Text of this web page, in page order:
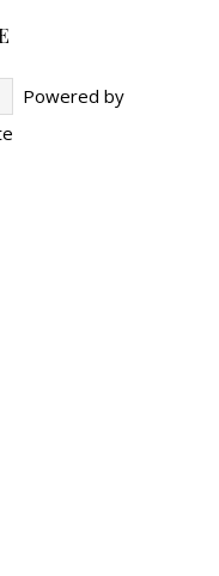
Powered by